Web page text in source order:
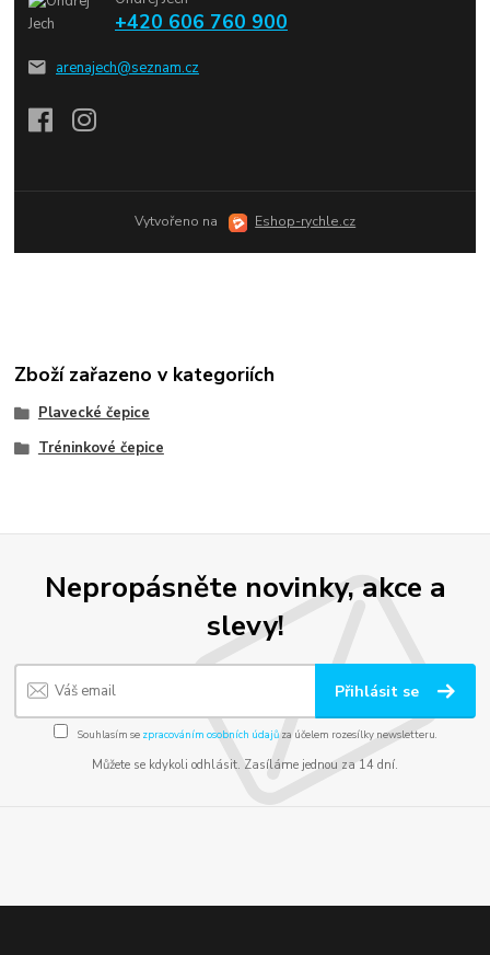
+420 606 760 900
arenajech@seznam.cz
Vytvořeno na Eshop-rychle.cz
Zboží zařazeno v kategoriích
Plavecké čepice
Tréninkové čepice
Nepropásněte novinky, akce a
slevy!
Přihlásit se
Souhlasím se zpracováním osobních údajůza účelem rozesílky newsletteru.
Můžete se kdykoli odhlásit. Zasíláme jednou za 14 dní.